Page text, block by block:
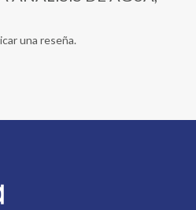
una reseña.